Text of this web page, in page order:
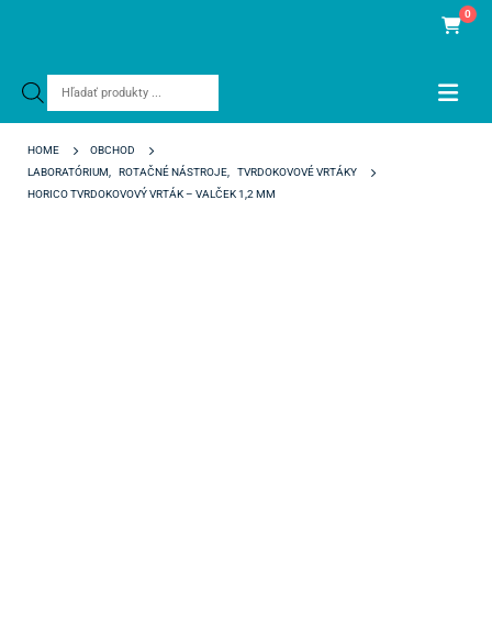
Products
0
HOME
OBCHOD
LABORATÓRIUM
ROTAČNÉ NÁSTROJE
TVRDOKOVOVÉ VRTÁKY
HORICO TVRDOKOVOVÝ VRTÁK – VALČEK 1,2 MM